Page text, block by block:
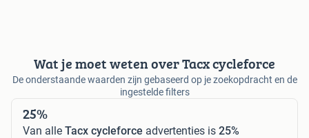
Wat je moet weten over Tacx cycleforce
De onderstaande waarden zijn gebaseerd op je zoekopdracht en de
ingestelde filters
25%
Van alle Tacx cycleforce advertenties is 25%